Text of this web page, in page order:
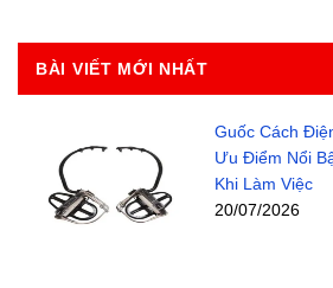
BÀI VIẾT MỚI NHẤT
Guốc Cách
Ưu Điểm Nổi
Khi Làm Việc
20/07/2026